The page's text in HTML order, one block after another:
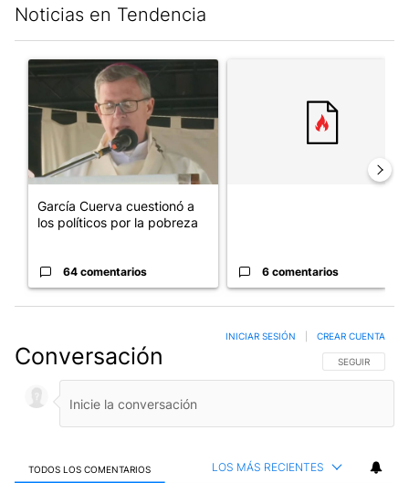
Noticias en Tendencia
Un artículo de tendencia con el título "García Cuerva
García Cuerva cuestionó a
los políticos por la pobreza
64 comentarios 6 comentarios
Conversación SIGA ESTA
SEGUIR
INICIAR SESIÓN CREAR CUENTA
TODOS LOS COMENTARIOS LOS MÁS RECIENTES